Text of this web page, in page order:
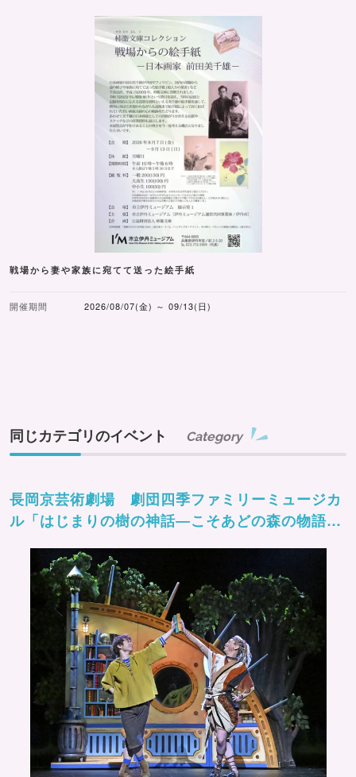
戦場から妻や家族に宛てて送った絵手紙
開催期間 2026/08/07(金) ～ 09/13(日)
同じカテゴリのイベント Category
長岡京芸術劇場 劇団四季ファミリーミュージカ
ル「はじまりの樹の神話―こそあどの森の物語